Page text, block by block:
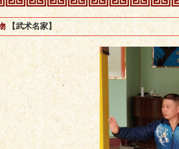
【武术名家】